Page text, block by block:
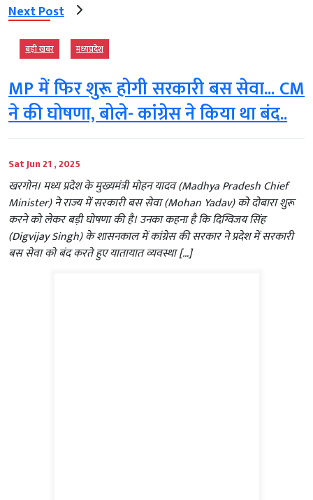
Next Post
बड़ी खबर मध्‍यप्रदेश
MP में फिर शुरू होगी सरकारी बस सेवा... CM
ने की घोषणा, बोले- कांग्रेस ने किया था बंद..
Sat Jun 21 , 2025
खरगोन। मध्य प्रदेश के मुख्यमंत्री मोहन यादव (Madhya Pradesh Chief
Minister) ने राज्य में सरकारी बस सेवा (Mohan Yadav) को दोबारा शुरू
करने को लेकर बड़ी घोषणा की है। उनका कहना है कि दिग्विजय सिंह
(Digvijay Singh) के शासनकाल में कांग्रेस की सरकार ने प्रदेश में सरकारी
बस सेवा को बंद करते हुए यातायात व्यवस्था […]